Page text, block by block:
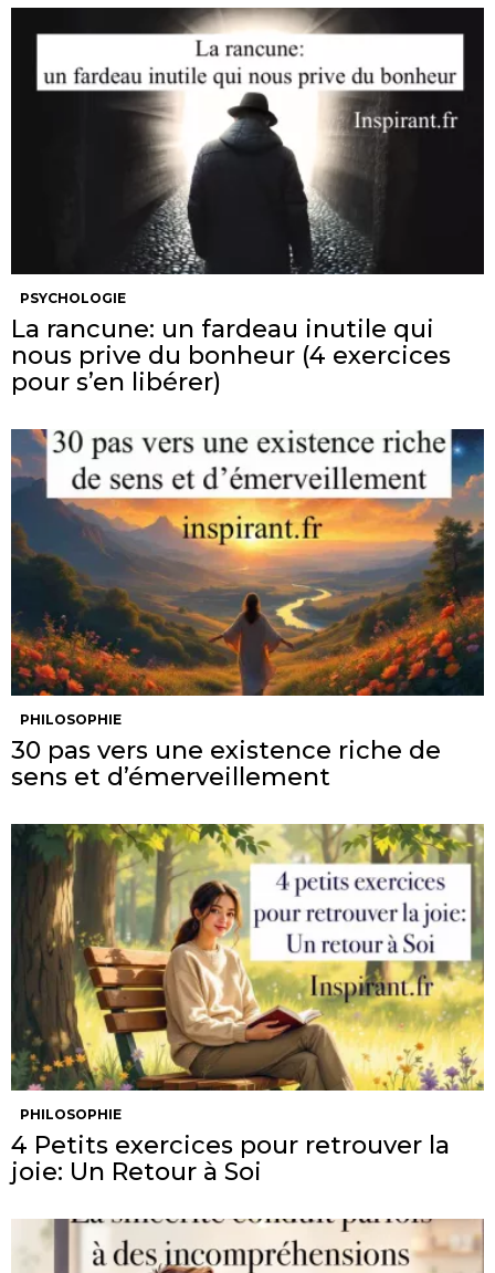
PSYCHOLOGIE
La rancune: un fardeau inutile qui
nous prive du bonheur (4 exercices
pour s’en libérer)
PHILOSOPHIE
30 pas vers une existence riche de
sens et d’émerveillement
PHILOSOPHIE
4 Petits exercices pour retrouver la
joie: Un Retour à Soi